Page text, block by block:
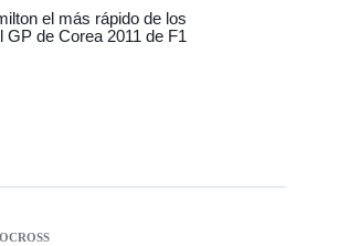
el más rápido de los
GP de Corea 2011 de F1